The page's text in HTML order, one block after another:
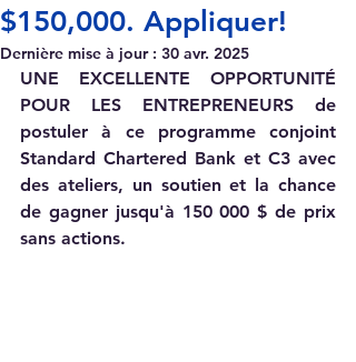
$150,000. Appliquer!
Dernière mise à jour : 30 avr. 2025
UNE EXCELLENTE OPPORTUNITÉ
POUR LES ENTREPRENEURS de
postuler à ce programme conjoint
Standard Chartered Bank et C3 avec
des ateliers, un soutien et la chance
de gagner jusqu'à 150 000 $ de prix
sans actions.